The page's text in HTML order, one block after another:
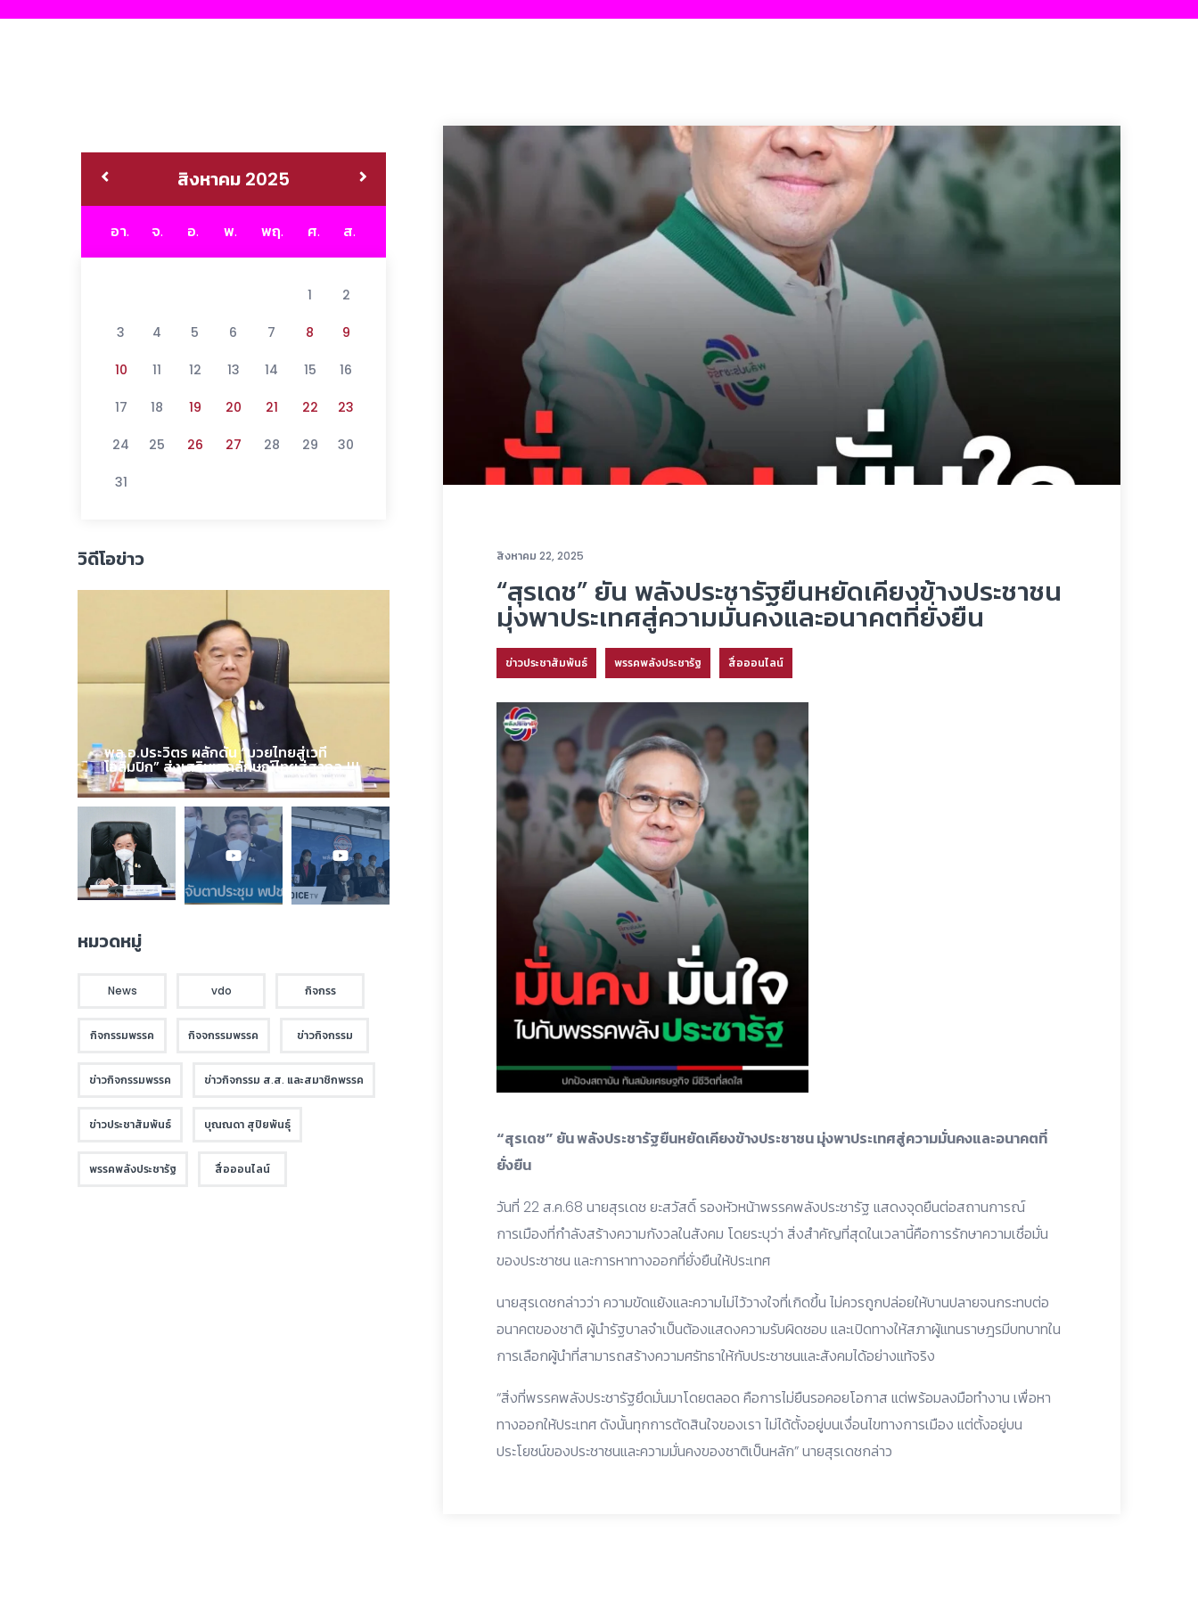
สิงหาคม 22, 2025
“สุรเดช” ยัน พลังประชารัฐยืนหยัดเคียงข้างประชาชน
มุ่งพาประเทศสู่ความมั่นคงและอนาคตที่ยั่งยืน
ข่าวประชาสัมพันธ์ พรรคพลังประชารัฐ สื่อออนไลน์
“สุรเดช” ยัน พลังประชารัฐยืนหยัดเคียงข้างประชาชน มุ่งพาประเทศสู่ความมั่นคงและอนาคตที่
ยั่งยืน
วันที่ 22 ส.ค.68 นายสุรเดช ยะสวัสดิ์ รองหัวหน้าพรรคพลังประชารัฐ แสดงจุดยืนต่อสถานการณ์
การเมืองที่กำลังสร้างความกังวลในสังคม โดยระบุว่า สิ่งสำคัญที่สุดในเวลานี้คือการรักษาความเชื่อมั่น
ของประชาชน และการหาทางออกที่ยั่งยืนให้ประเทศ
นายสุรเดชกล่าวว่า ความขัดแย้งและความไม่ไว้วางใจที่เกิดขึ้น ไม่ควรถูกปล่อยให้บานปลายจนกระทบต่อ
อนาคตของชาติ ผู้นำรัฐบาลจำเป็นต้องแสดงความรับผิดชอบ และเปิดทางให้สภาผู้แทนราษฎรมีบทบาทใน
การเลือกผู้นำที่สามารถสร้างความศรัทธาให้กับประชาชนและสังคมได้อย่างแท้จริง
“สิ่งที่พรรคพลังประชารัฐยึดมั่นมาโดยตลอด คือการไม่ยืนรอคอยโอกาส แต่พร้อมลงมือทำงาน เพื่อหา
ทางออกให้ประเทศ ดังนั้นทุกการตัดสินใจของเรา ไม่ได้ตั้งอยู่บนเงื่อนไขทางการเมือง แต่ตั้งอยู่บน
ประโยชน์ของประชาชนและความมั่นคงของชาติเป็นหลัก” นายสุรเดชกล่าว
สิงหาคม 2025
อา. จ. อ. พ. พฤ. ศ. ส.
1 2
3 4 5 6 7 8 9
10 11 12 13 14 15 16
17 18 19 20 21 22 23
24 25 26 27 28 29 30
31
วิดีโอข่าว
พล.อ.ประวิตร ผลักดัน “มวยไทยสู่เวที
โอลิมปิก” ส่งเสริมเอกลักษณ์ไทยสู่สากล !!!
หมวดหมู่
News vdo กิจกรร
กิจกรรมพรรค กิจจกรรมพรรค ข่าวกิจกรรม
ข่าวกิจกรรมพรรค ข่าวกิจกรรม ส.ส. และสมาชิกพรรค
ข่าวประชาสัมพันธ์ บุณณดา สุปิยพันธุ์
พรรคพลังประชารัฐ สื่อออนไลน์